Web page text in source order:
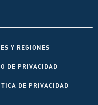
Y REGIONES
DE PRIVACIDAD
DE PRIVACIDAD